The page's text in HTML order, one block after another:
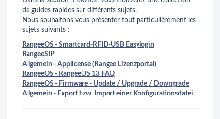
de guides rapides sur différents sujets.
Nous souhaitons vous présenter tout particulièrement les
sujets suivants :
RangeeOS - Smartcard-RFID-USB Easylogin
RangeeSIP
Allgemein - Applicense (Rangee Lizenzportal)
RangeeOS - RangeeOS 13 FAQ
RangeeOS - Firmware - Update / Upgrade / Downgrade
Allgemein - Export bzw. Import einer Konfigurationsdatei